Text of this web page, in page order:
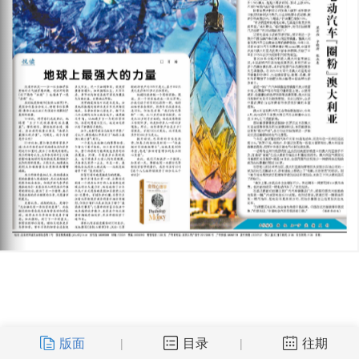
版面 | 目录 | 往期